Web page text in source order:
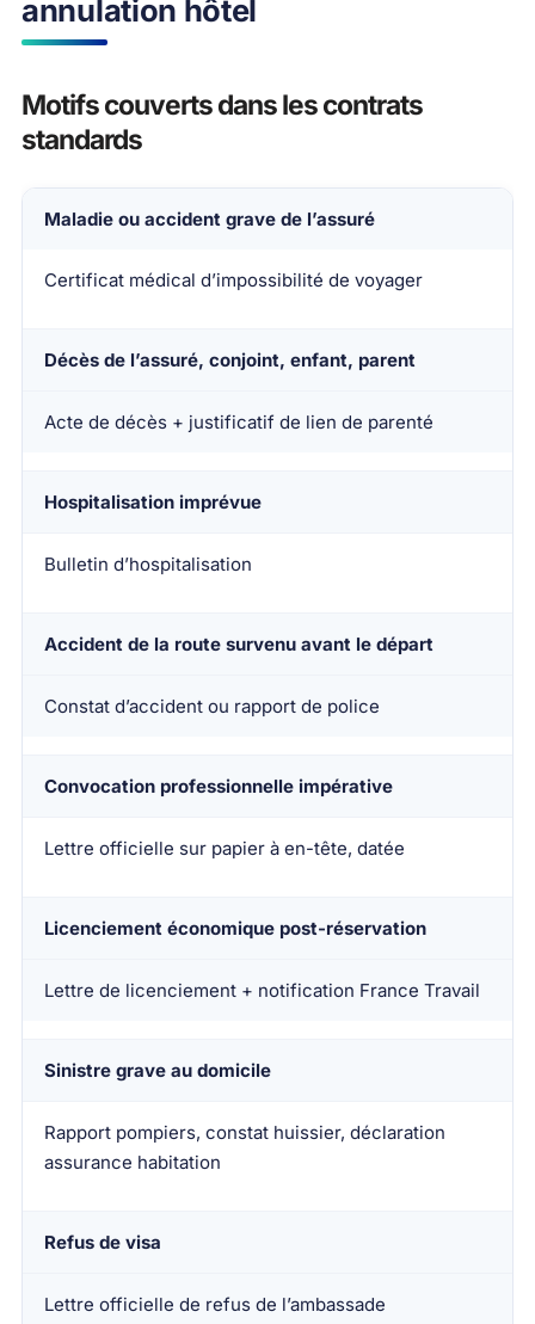
annulation hôtel
Motifs couverts dans les contrats
standards
Motif d’annulation Justificatif requis
Maladie ou accident grave de l’assuré
Certificat médical d’impossibilité de voyager
Décès de l’assuré, conjoint, enfant, parent
Acte de décès + justificatif de lien de parenté
Hospitalisation imprévue
Bulletin d’hospitalisation
Accident de la route survenu avant le départ
Constat d’accident ou rapport de police
Convocation professionnelle impérative
Lettre officielle sur papier à en-tête, datée
Licenciement économique post-réservation
Lettre de licenciement + notification France Travail
Sinistre grave au domicile
Rapport pompiers, constat huissier, déclaration
assurance habitation
Refus de visa
Lettre officielle de refus de l’ambassade